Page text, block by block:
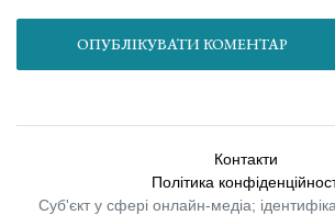
ОПУБЛІКУВАТИ КОМЕНТАР
Контакти
Політика
Суб'єкт у сфері онлайн-медіа;